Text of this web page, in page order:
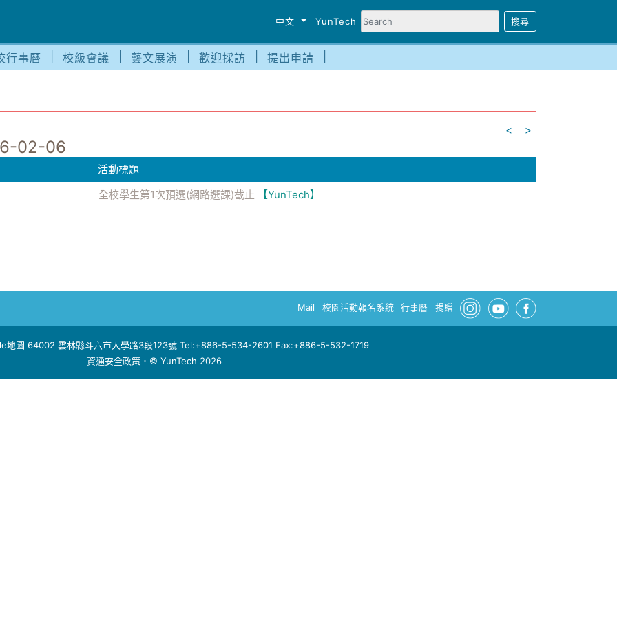
中文 YunTech
行事曆 校級會議 藝文展演 歡迎採訪 提出申請
< >
02-06
活動標題
全校學生第1次預選(網路選課)截止 【YunTech】
Mail 校園活動報名系統 行事曆 捐贈
地圖 64002 雲林縣斗六市大學路3段123號 Tel:+886-5-534-2601 Fax:+886-5-532-1719
資通安全政策 ．© YunTech 2026